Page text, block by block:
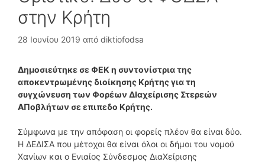
στην Κρήτη
28 Ιουνίου 2019 από diktiofodsa
Δημοσιεύτηκε σε ΦΕΚ η συντονίστρια της
αποκεντρωμένης διοίκησης Κρήτης για τη
συγχώνευση των Φορέων ΔΙαχείρισης Στερεών
ΑΠοβλήτων σε επιπεδο Κρήτης.
Σύμφωνα με την απόφαση οι φορείς πλέον θα είναι δύο.
Η ΔΕΔΙΣΑ που μέτοχοι θα είναι όλοι οι δήμοι του νομού
Χανίων και ο Ενιαίος Σύνδεσμος ΔιαΧείρισης